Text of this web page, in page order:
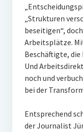
„Strukturen
beseitigen“,
Arbeitsplätze.
Beschäftigte, die
Und
noch und
bei der
Entsprechend
der Journalist